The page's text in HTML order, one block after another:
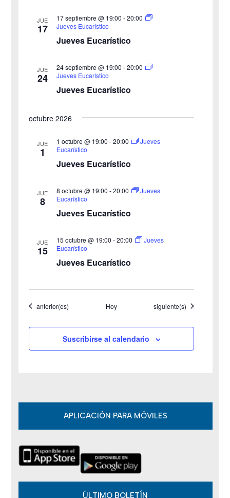
q
y
v
e
v
e
o
JUE
17
Jueves Eucarístico
17 septiembre @ 19:00 -20:00
Jueves Eucarístico
JUE
24
Jueves Eucarístico
24 septiembre @ 19:00 -20:00
Jueves Eucarístico
octubre 2026
JUE
1
Jueves Eucarístico
1 octubre @ 19:00 -20:00
Jueves
Eucarístico
JUE
8
Jueves Eucarístico
8 octubre @ 19:00 -20:00
Jueves
Eucarístico
JUE
15
Jueves Eucarístico
15 octubre @ 19:00 -20:00
Jueves
Eucarístico
Eventos
anterior(es) Hoy Eventos
siguiente(s)
Suscribirse al calendario
APLICACIÓN PARA MÓVILES
ÚLTIMO BOLETÍN